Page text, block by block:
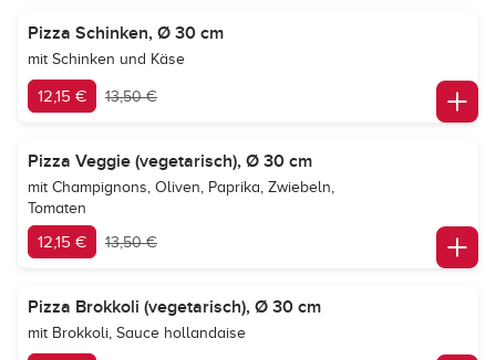
Pizza Schinken, Ø 30 cm
mit Schinken und Käse
12,15 € 13,50 €
Pizza Veggie (vegetarisch), Ø 30 cm
mit Champignons, Oliven, Paprika, Zwiebeln,
Tomaten
12,15 € 13,50 €
Pizza Brokkoli (vegetarisch), Ø 30 cm
mit Brokkoli, Sauce hollandaise